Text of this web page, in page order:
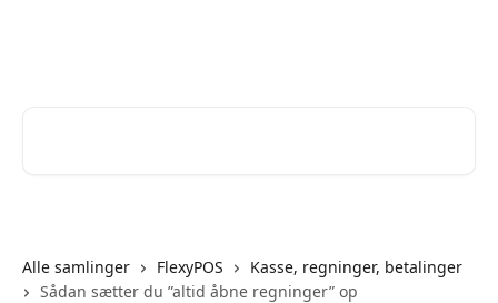
Alle samlinger FlexyPOS
Kasse, regninger, betalinger
Sådan sætter du ”altid åbne regninger” op